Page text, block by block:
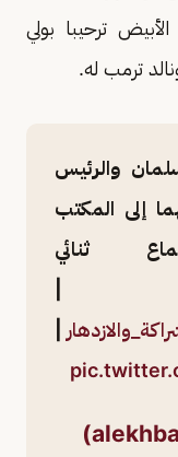
ترحيبا بولي
ترمب له.
والرئيس
إلى المكتب
ثنائي